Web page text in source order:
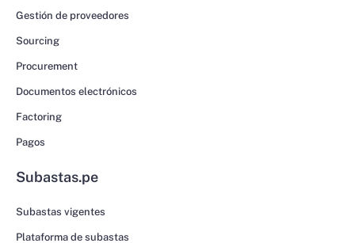
Gestión de proveedores
Sourcing
Procurement
Documentos electrónicos
Factoring
Pagos
Subastas.pe
Subastas vigentes
Plataforma de subastas